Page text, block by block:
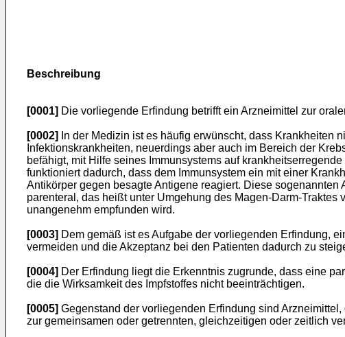
Beschreibung
[0001] Die vorliegende Erfindung betrifft ein Arzneimittel zur
[0002]
In der Medizin ist es häufig erwünscht, dass Krankheiten
Infektionskrankheiten, neuerdings aber auch im Bereich der
befähigt, mit Hilfe seines Immunsystems auf
funktioniert dadurch, dass dem Immunsystem ein mit einer
Antikörper gegen besagte Antigene reagiert. Diese
parenteral, das heißt unter Umgehung des Magen-Darm-
unangenehm empfunden wird.
[0003] Dem gemäß ist es Aufgabe der vorliegenden Erfindung,
vermeiden und die Akzeptanz bei den Patienten dadurch zu
[0004] Der Erfindung liegt die Erkenntnis zugrunde, dass eine
die die Wirksamkeit des Impfstoffes nicht beeinträchtigen.
[0005] Gegenstand der vorliegenden Erfindung sind
zur gemeinsamen oder getrennten, gleichzeitigen oder zeitlich